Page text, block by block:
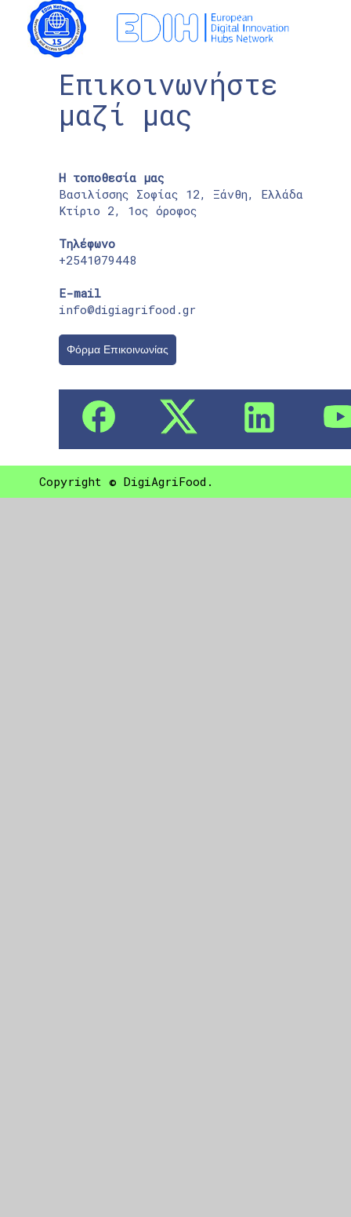
Επικοινωνήστε
μαζί μας
Η τοποθεσία μας
Βασιλίσσης Σοφίας 12, Ξάνθη, Ελλάδα
Κτίριο 2, 1ος όροφος
Τηλέφωνο
+2541079448
E-mail
info@digiagrifood.gr
Φόρμα Επικοινωνίας
Copyright © DigiAgriFood.